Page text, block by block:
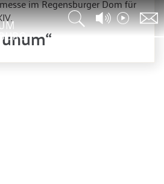
im Regensburger Dom für